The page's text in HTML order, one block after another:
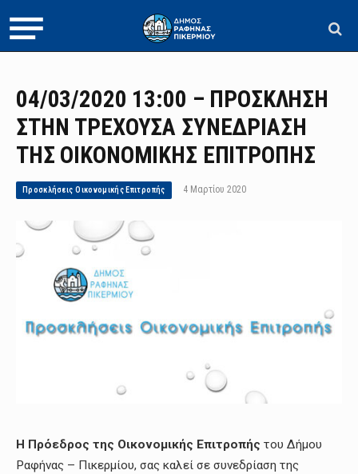
04/03/2020 13:00 – ΠΡΟΣΚΛΗΣΗ
ΣΤΗΝ ΤΡΕΧΟΥΣΑ ΣΥΝΕΔΡΙΑΣΗ
ΤΗΣ ΟΙΚΟΝΟΜΙΚΗΣ ΕΠΙΤΡΟΠΗΣ
Προσκλήσεις Οικονομικής Επιτροπής 4 Μαρτίου 2020
Η Π ρόεδρος της Οικονομικής Επιτροπής του Δήμου
Ραφήνας – Πικερμίου, σας καλεί σε συνεδρίαση της